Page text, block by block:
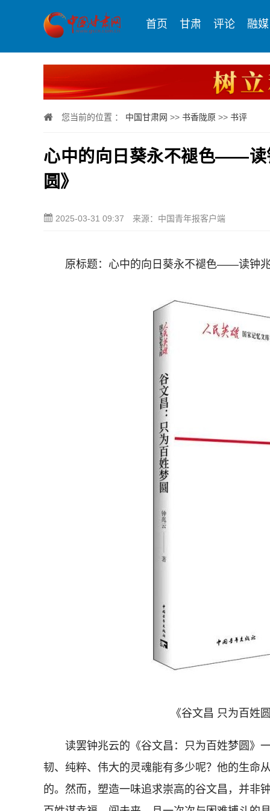
首页 甘肃 评论 融媒
您当前的位置 ： 中国甘肃网 >> 书香陇原 >> 书评
心中的向日葵永不褪色——读
圆》
2025-03-31 09:37 来源：中国青年报客户端
原标题：心中的向日葵永不褪色——读钟兆
《谷文昌 只为百姓圆梦
读罢钟兆云的《谷文昌：只为百姓梦圆》
韧、纯粹、伟大的灵魂能有多少呢？他的生命
的。然而，塑造一味追求崇高的谷文昌，并非